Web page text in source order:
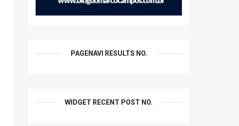
PAGENAVI RESULTS NO.
WIDGET RECENT POST NO.